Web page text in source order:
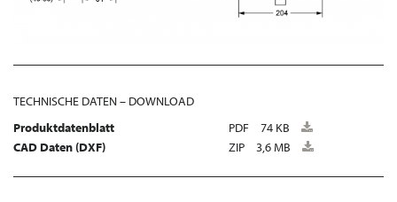
TECHNISCHE DATEN – DOWNLOAD
Produktdatenblatt
PDF
74 KB
CAD Daten (DXF)
ZIP 3,6 MB